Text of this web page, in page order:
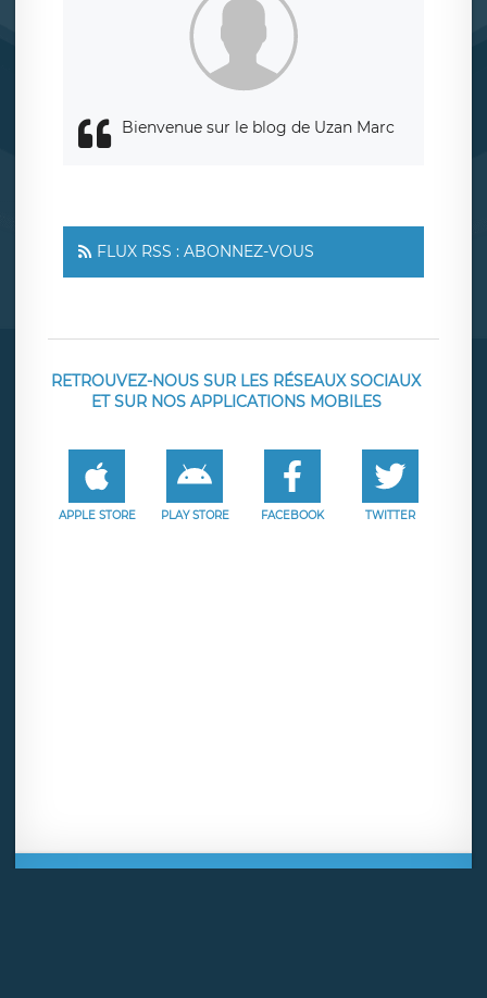
Bienvenue sur le blog de Uzan Marc
FLUX RSS : ABONNEZ-VOUS
RETROUVEZ-NOUS SUR LES RÉSEAUX SOCIAUX
ET SUR NOS APPLICATIONS MOBILES
APPLE STORE PLAY STORE FACEBOOK TWITTER